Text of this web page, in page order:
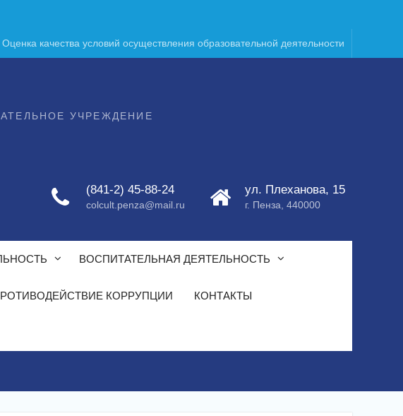
Оценка качества условий осуществления образовательной деятельности
УЧРЕЖДЕНИЕ
(841-2) 45-88-24
colcult.penza@mail.ru
ул. Плеханова, 15
г. Пенза, 440000
ВОСПИТАТЕЛЬНАЯ ДЕЯТЕЛЬНОСТЬ
КОРРУПЦИИ КОНТАКТЫ